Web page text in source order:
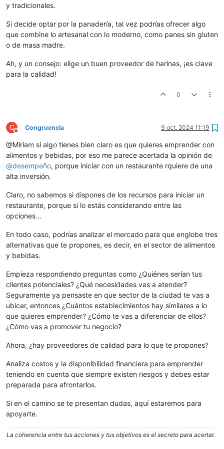
y tradicionales.
Si decide optar por la panadería, tal vez podrías ofrecer algo
que combine lo artesanal con lo moderno, como panes sin gluten
o de masa madre.
Ah, y un consejo: elige un buen proveedor de harinas, ¡es clave
para la calidad!
0
C
Desconectado
Congruencia 9 oct. 2024 11:19
@Miriam si algo tienes bien claro es que quieres emprender con
alimentos y bebidas, por eso me parece acertada la opinión de
@desempeño, porque iniciar con un restaurante rquiere de una
alta inversión.
Claro, no sabemos si dispones de los recursos para iniciar un
restaurante, porque si lo estás considerando entre las
opciones…
En todo caso, podrías analizar el mercado para que englobe tres
alternativas que te propones, es decir, en el sector de alimentos
y bebidas.
Empieza respondiendo preguntas como ¿Quiénes serían tus
clientes potenciales? ¿Qué necesidades vas a atender?
Seguramente ya pensaste en que sector de la ciudad te vas a
ubicar, entonces ¿Cuántos establecimientos hay similares a lo
que quieres emprender? ¿Cómo te vas a diferenciar de ellos?
¿Cómo vas a promover tu negocio?
Ahora, ¿hay proveedores de calidad para lo que te propones?
Analiza costos y la disponibilidad financiera para emprender
teniendo en cuenta que siempre existen riesgos y debes estar
preparada para afrontarlos.
Si en el camino se te presentan dudas, aquí estaremos para
apoyarte.
La coherencia entre tus acciones y tus objetivos es el secreto para acertar.